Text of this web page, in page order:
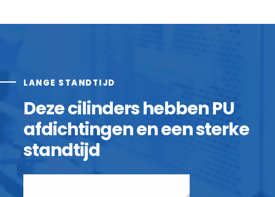
LANGE STANDTIJD
Deze cilinders hebben PU
afdichtingen en een sterke
standtijd